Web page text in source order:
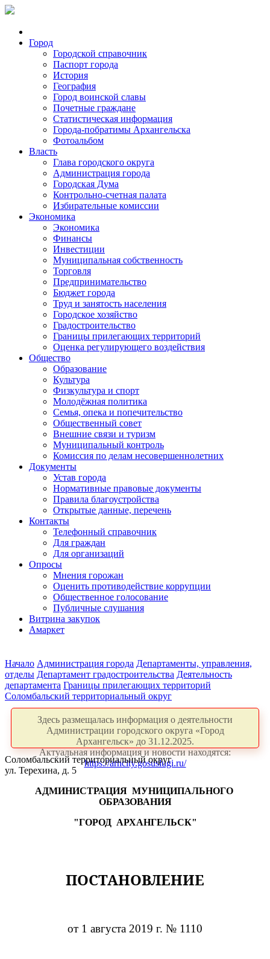
Город
Городской справочник
Паспорт города
История
География
Город воинской славы
Почетные граждане
Статистическая информация
Города-побратимы Архангельска
Фотоальбом
Власть
Глава городского округа
Администрация города
Городская Дума
Контрольно-счетная палата
Избирательные комиссии
Экономика
Экономика
Финансы
Инвестиции
Муниципальная собственность
Торговля
Предпринимательство
Бюджет города
Труд и занятость населения
Городское хозяйство
Градостроительство
Границы прилегающих территорий
Оценка регулирующего воздействия
Общество
Образование
Культура
Физкультура и спорт
Молодёжная политика
Семья, опека и попечительство
Общественный совет
Внешние связи и туризм
Муниципальный контроль
Комиссия по делам несовершеннолетних
Документы
Устав города
Нормативные правовые документы
Правила благоустройства
Открытые данные, перечень
Контакты
Телефонный справочник
Для граждан
Для организаций
Опросы
Мнения горожан
Оценить противодействие коррупции
Общественное голосование
Публичные слушания
Витрина закупок
Амаркет
Начало Администрация города Департаменты, управления,
отделы Департамент градостроительства Деятельность
департамента Границы прилегающих территорий
Соломбальский территориальный округ
Здесь размещалась информация о деятельности
Администрации городского округа «Город
Архангельск» до 31.12.2025.
Актуальная информация и новости находятся:
https://arhcity.gosuslugi.ru/
Соломбальский территориальный округ
ул. Терехина, д. 5
АДМИНИСТРАЦИЯ МУНИЦИПАЛЬНОГО
ОБРАЗОВАНИЯ
"ГОРОД АРХАНГЕЛЬСК"
ПОСТАНОВЛЕНИЕ
от 1 августа 2019 г. № 1110